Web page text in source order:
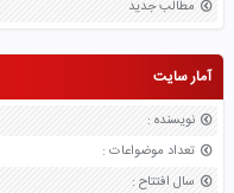
مطالب جدید
آمار سایت
نویسنده :
تعداد موضواعات :
سال افتتاح :